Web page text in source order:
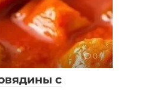
0
с